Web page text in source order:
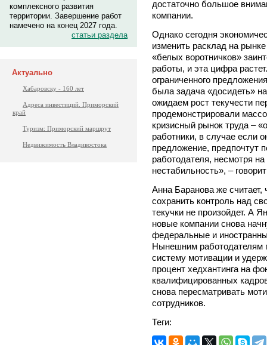
комплексного развития
территории. Завершение работ
намечено на конец 2027 года.
статьи раздела
Актуально
Хабаровску - 160 лет
Адреса инвестиций. Приморский
край
Туризм: Приморский маршрут
Недвижимость Владивостока
достаточно большое
компании.
Однако сегодня
изменить расклад на
«белых воротничков»
работы, и эта цифра
ограниченного
была задача «досидеть»
ожидаем рост текучести
продемонстрировали
кризисный рынок труда –
работники, в случае если
предложение, предпочтут
работодателя, несмотря
нестабильность», –
Анна Баранова же считает,
сохранить контроль над
текучки не произойдет. А
новые компании снова
федеральные и
Нынешним работодателям
систему мотивации и
процент хедхантинга на
квалифицированных
снова пересматривать
сотрудников.
Теги: